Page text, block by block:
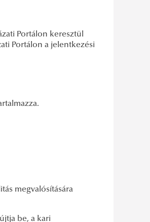
Portálon keresztül
Portálon a jelentkezési
megvalósítására
be, a kari